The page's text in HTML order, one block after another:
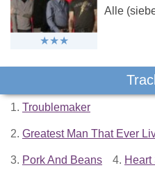
Alle
1. Troublemaker
2. Greatest Man That Ever
3. Pork And Beans 4. Heart